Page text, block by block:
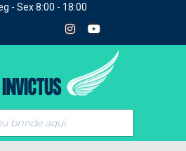
- Sex 8:00 - 18:00